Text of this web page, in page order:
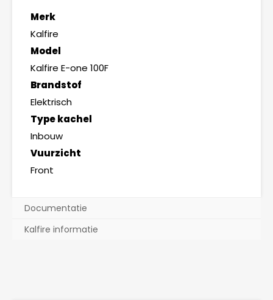
Merk
Kalfire
Model
Kalfire E-one 100F
Brandstof
Elektrisch
Type kachel
Inbouw
Vuurzicht
Front
Documentatie
Kalfire informatie